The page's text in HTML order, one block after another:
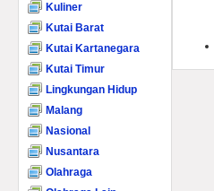
Kuliner
Kutai Barat
Kutai Kartanegara
Kutai Timur
Lingkungan Hidup
Malang
Nasional
Nusantara
Olahraga